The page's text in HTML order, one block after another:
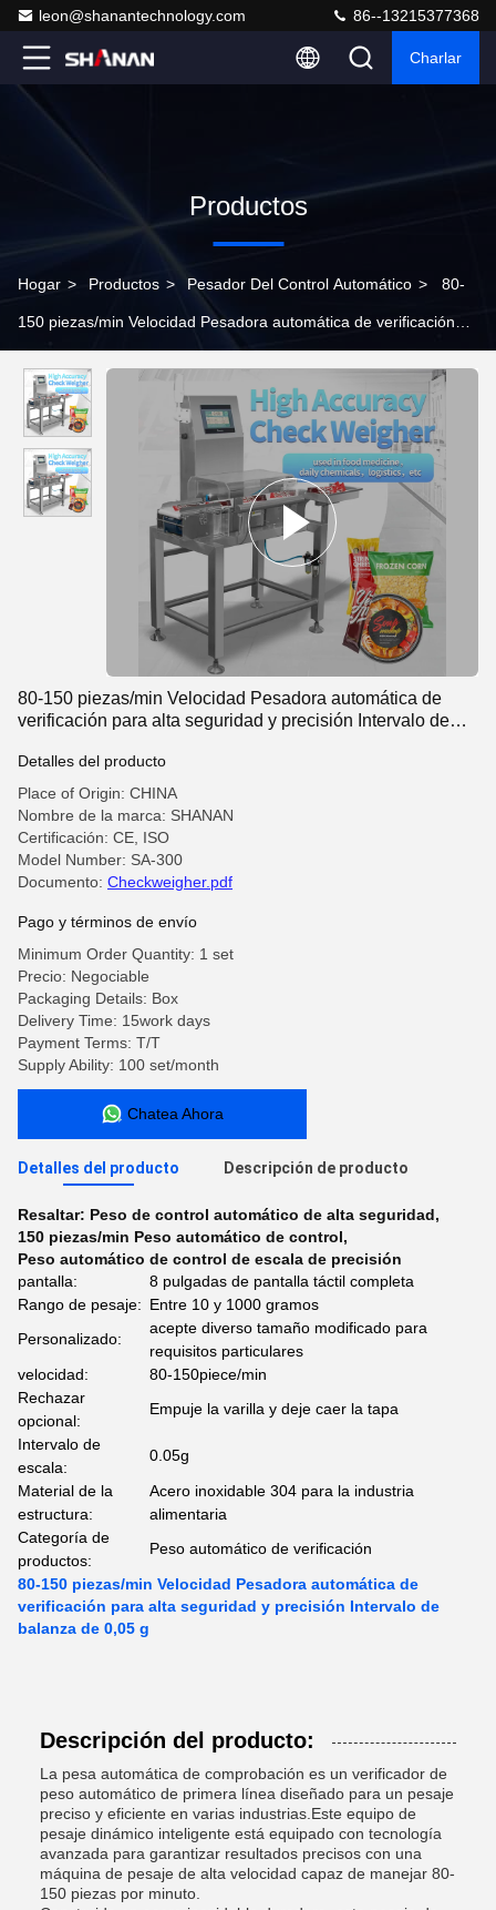
leon@shanantechnology.com 86--13215377368
Charlar
Productos
Hogar > Productos > Pesador Del Control Automático > 80-
150 piezas/min Velocidad Pesadora automática de verificación
80-150 piezas/min Velocidad Pesadora automática de
verificación para alta seguridad y precisión Intervalo de
Detalles del producto
Place of Origin: CHINA
Nombre de la marca: SHANAN
Certificación: CE, ISO
Model Number: SA-300
Documento: Checkweigher.pdf
Pago y términos de envío
Minimum Order Quantity: 1 set
Precio: Negociable
Packaging Details: Box
Delivery Time: 15work days
Payment Terms: T/T
Supply Ability: 100 set/month
Chatea Ahora
Detalles del producto Descripción de producto
Resaltar: Peso de control automático de alta seguridad,
150 piezas/min Peso automático de control,
Peso automático de control de escala de precisión
pantalla:
8 pulgadas de pantalla táctil completa
Rango de pesaje: Entre 10 y 1000 gramos
Personalizado:
acepte diverso tamaño modificado para
requisitos particulares
velocidad:
80-150piece/min
Rechazar
opcional:
Empuje la varilla y deje caer la tapa
Intervalo de
escala:
0.05g
Material de la
estructura:
Acero inoxidable 304 para la industria
alimentaria
Categoría de
productos:
Peso automático de verificación
80-150 piezas/min Velocidad Pesadora automática de
verificación para alta seguridad y precisión Intervalo de
balanza de 0,05 g
Descripción del producto:
La pesa automática de comprobación es un verificador de
peso automático de primera línea diseñado para un pesaje
preciso y eficiente en varias industrias.Este equipo de
pesaje dinámico inteligente está equipado con tecnología
avanzada para garantizar resultados precisos con una
máquina de pesaje de alta velocidad capaz de manejar 80-
150 piezas por minuto.